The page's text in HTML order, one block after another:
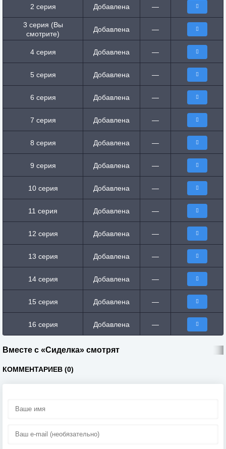
2 серия Добавлена —
3 серия (Вы
смотрите)
Добавлена —
4 серия Добавлена —
5 серия Добавлена —
6 серия Добавлена —
7 серия Добавлена —
8 серия Добавлена —
9 серия Добавлена —
10 серия Добавлена —
11 серия Добавлена —
12 серия Добавлена —
13 серия Добавлена —
14 серия Добавлена —
15 серия Добавлена —
16 серия Добавлена —
Вместе с «Сиделка» смотрят
КОММЕНТАРИЕВ (0)